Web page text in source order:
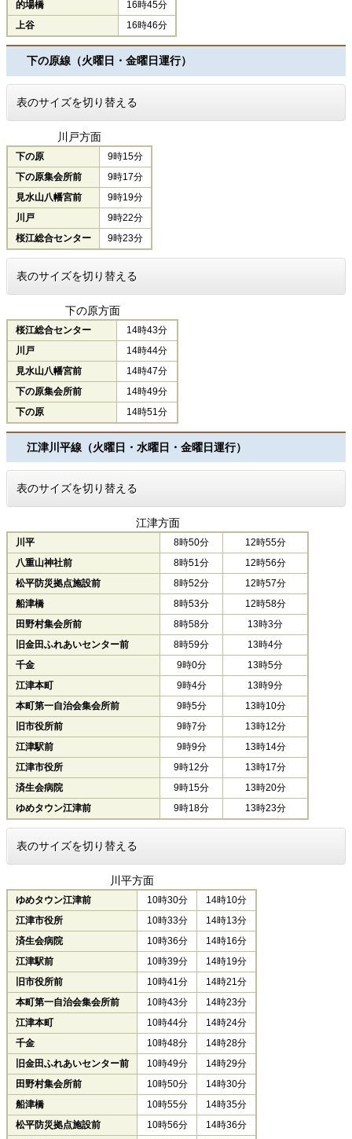
的場橋
16時45分
上谷
16時46分
下の原線（火曜日・金曜日運行）
表のサイズを切り替える
川戸方面
下の原
9時15分
下の原集会所前
9時17分
見水山八幡宮前
9時19分
川戸
9時22分
桜江総合センター
9時23分
表のサイズを切り替える
下の原方面
桜江総合センター
14時43分
川戸
14時44分
見水山八幡宮前
14時47分
下の原集会所前
14時49分
下の原
14時51分
江津川平線（火曜日・水曜日・金曜日運行）
表のサイズを切り替える
江津方面
川平 8時50分
12時55分
八重山神社前
8時51分
12時56分
松平防災拠点施設前
8時52分
12時57分
船津橋
8時53分
12時58分
田野村集会所前
8時58分
13時3分
旧金田ふれあいセンター前
8時59分
13時4分
千金
9時0分
13時5分
江津本町
9時4分
13時9分
本町第一自治会集会所前
9時5分
13時10分
旧市役所前
9時7分
13時12分
江津駅前
9時9分
13時14分
江津市役所
9時12分
13時17分
済生会病院
9時15分
13時20分
ゆめタウン江津前
9時18分 13時23分
表のサイズを切り替える
川平方面
ゆめタウン江津前 10時30分
14時10分
江津市役所
10時33分
14時13分
済生会病院
10時36分
14時16分
江津駅前
10時39分
14時19分
旧市役所前
10時41分
14時21分
本町第一自治会集会所前
10時43分
14時23分
江津本町
10時44分
14時24分
千金
10時48分
14時28分
旧金田ふれあいセンター前
10時49分
14時29分
田野村集会所前
10時50分
14時30分
船津橋
10時55分
14時35分
松平防災拠点施設前
10時56分
14時36分